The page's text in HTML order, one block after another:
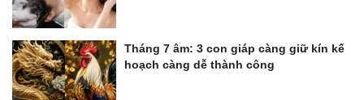
Tháng 7 âm: 3 con giáp càng giữ kín kế
hoạch càng dễ thành công